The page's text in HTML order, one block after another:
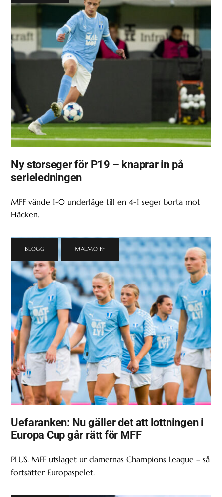
Ny storseger för P19 – knaprar in på
serieledningen
MFF vände 1-0 underläge till en 4-1 seger borta mot
Häcken.
BLOGG , MALMÖ FF
Uefaranken: Nu gäller det att lottningen i
Europa Cup går rätt för MFF
PLUS. MFF utslaget ur damernas Champions League – så
fortsätter Europaspelet.